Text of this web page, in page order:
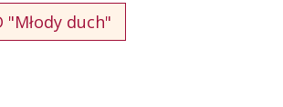
"Młody duch"